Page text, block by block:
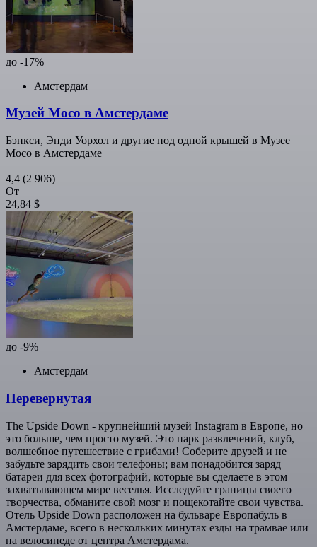
до -17%
Амстердам
Музей Moco в Амстердаме
Бэнкси, Энди Уорхол и другие под одной крышей в Музее
Moco в Амстердаме
4,4 (2 906)
От
24,84 $
до -9%
Амстердам
Перевернутая
The Upside Down - крупнейший музей Instagram в Европе, но
это больше, чем просто музей. Это парк развлечений, клуб,
волшебное путешествие с грибами! Соберите друзей и не
забудьте зарядить свои телефоны; вам понадобится заряд
батареи для всех фотографий, которые вы сделаете в этом
захватывающем мире веселья. Исследуйте границы своего
творчества, обманите свой мозг и пощекотайте свои чувства.
Отель Upside Down расположен на бульваре Европабуль в
Амстердаме, всего в нескольких минутах езды на трамвае или
на велосипеде от центра Амстердама.